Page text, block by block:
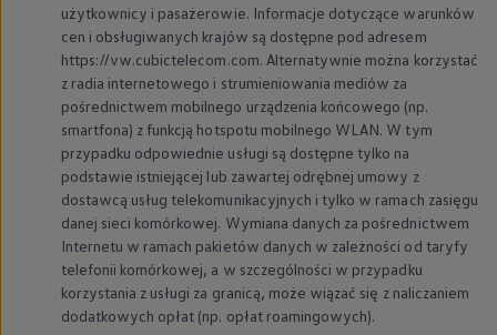
użytkownicy i pasażerowie. Informacje dotyczące warunków
cen i obsługiwanych krajów są dostępne pod adresem
https://vw.cubictelecom.com. Alternatywnie można korzystać
z radia internetowego i strumieniowania mediów za
pośrednictwem mobilnego urządzenia końcowego (np.
smartfona) z funkcją hotspotu mobilnego WLAN. W tym
przypadku odpowiednie usługi są dostępne tylko na
podstawie istniejącej lub zawartej odrębnej umowy z
dostawcą usług telekomunikacyjnych i tylko w ramach zasięgu
danej sieci komórkowej. Wymiana danych za pośrednictwem
Internetu w ramach pakietów danych w zależności od taryfy
telefonii komórkowej, a w szczególności w przypadku
korzystania z usługi za granicą, może wiązać się z naliczaniem
dodatkowych opłat (np. opłat roamingowych).